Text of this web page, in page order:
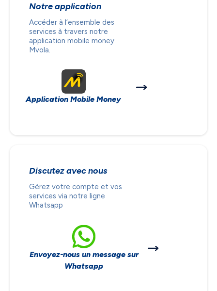
Notre application
Accéder à l’ensemble des
services à travers notre
application mobile money
Mvola.
Application Mobile Money
Discutez avec nous
Gérez votre compte et vos
services via notre ligne
Whatsapp
Envoyez-nous un message sur
Whatsapp